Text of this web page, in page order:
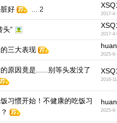
好 2
2017-4-
头”
2017-4-
三大表现
2025-9-
原因竟是......别等头发没了
2016-
习惯开始！不健康的吃饭习
2025-9-